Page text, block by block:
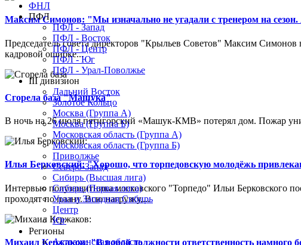
Максим Симонов: "Мы изначально не угадали с тренером на
Председатель совета директоров "Крыльев Советов" Максим
кадровой ошибке...
Сгорела база "Машука"
В ночь на 26 июля пятигорский «Машук-КМВ» потерял дом. Пожар
Илья Берковский: "Хорошо, что торпедовскую молодёжь
Интервью полузащитника московского "Торпедо" Ильи Берковского
проходят по плану. Всю нагрузку,...
Михаил Кержаков: "В новой должности ответственность намного
ФНЛ
ПФЛ
ПФЛ - Запад
ПФЛ - Восток
ПФЛ - Центр
ПФЛ - Юг
ПФЛ - Урал-Поволжье
III дивизион
Дальний Восток
Золотое Кольцо
Москва (Группа А)
Москва (Группа Б)
Московская область (Группа А)
Московская область (Группа Б)
Приволжье
Северо-Запад
Сибирь (Высшая лига)
Сибирь (Первая лига)
Урал и Западная Сибирь
Центр
Юг
Регионы
Астраханская область